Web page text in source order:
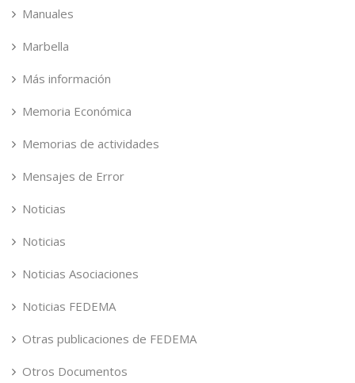
Manuales
Marbella
Más información
Memoria Económica
Memorias de actividades
Mensajes de Error
Noticias
Noticias
Noticias Asociaciones
Noticias FEDEMA
Otras publicaciones de FEDEMA
Otros Documentos